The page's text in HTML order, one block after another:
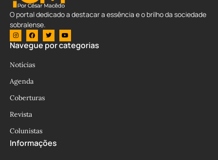
O portal dedicado a destacar a essência e o brilho da sociedade
sobralense.
Navegue por categorias
Notícias
Agenda
Coberturas
Revista
Colunistas
Informações